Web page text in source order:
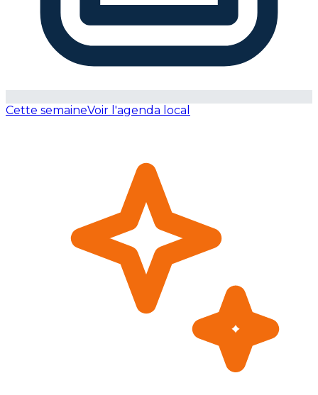
Cette semaineVoir l'agenda local